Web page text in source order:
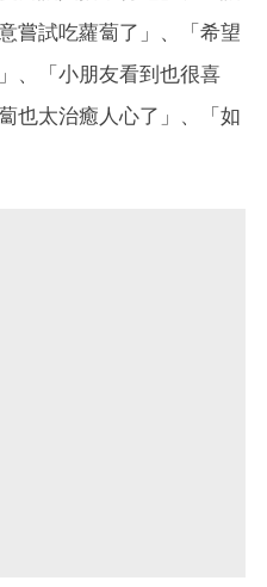
嘗試吃蘿蔔了」、「希望
、「小朋友看到也很喜
也太治癒人心了」、「如